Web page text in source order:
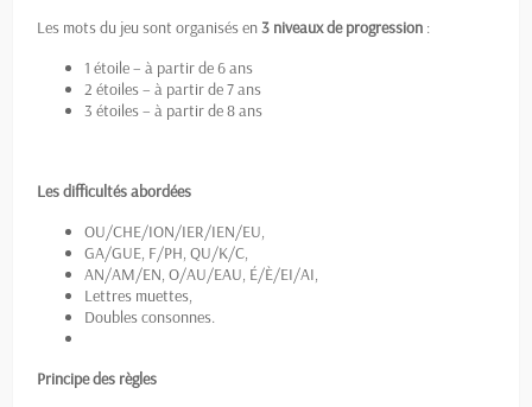
Les mots du jeu sont organisés en3 niveaux de progression :
1 étoile – à partir de 6 ans
2 étoiles – à partir de 7 ans
3 étoiles – à partir de 8 ans
Les difficultés abordées
OU/CHE/ION/IER/IEN/EU,
GA/GUE, F/PH, QU/K/C,
AN/AM/EN, O/AU/EAU, É/È/EI/AI,
Lettres muettes,
Doubles consonnes.
Principe des règles